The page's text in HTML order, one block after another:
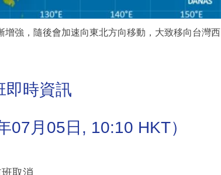
強，隨後會加速向東北方向移動，大致移向台灣西
即時資訊
07月05日, 10:10 HKT）